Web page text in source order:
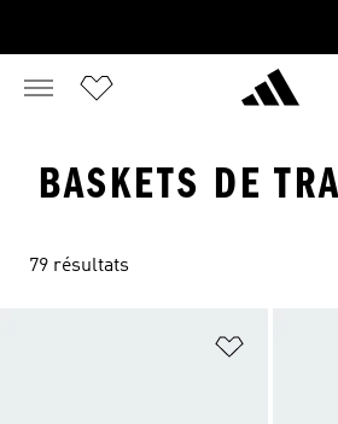
BASKETS DE
79 résultats
Ajouter à